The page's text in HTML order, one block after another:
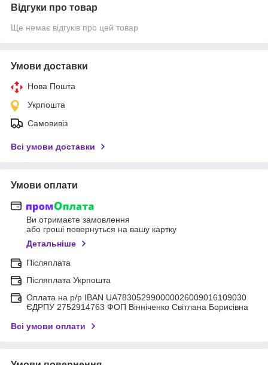
Відгуки про товар
Ще немає відгуків про цей товар
Умови доставки
Нова Пошта
Укрпошта
Самовивіз
Всі умови доставки
Умови оплати
Ви отримаєте замовлення
або гроші повернуться на вашу картку
Детальніше
Післяплата
Післяплата Укрпошта
Оплата на р/р IBAN UA783052990000026009016109030
ЄДРПУ 2752914763 ФОП Вінніченко Світлана Борисівна
Всі умови оплати